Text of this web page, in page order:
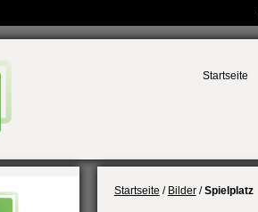
Startseite
Startseite / Bilder/Spielplatz